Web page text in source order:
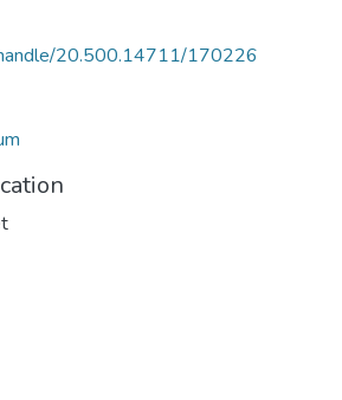
20.500.14711/170226